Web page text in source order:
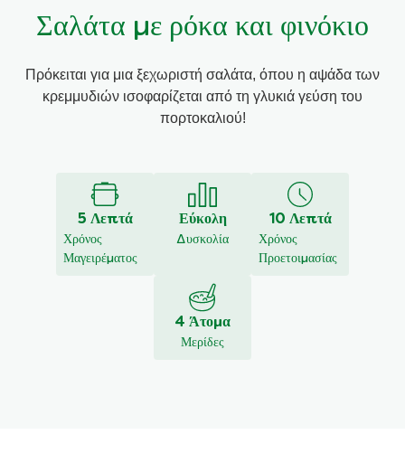
Συνταγές από την Μαργαρίτα Νικολαΐδη
Σαλάτα με ρόκα και φινόκιο
Πρόκειται για μια ξεχωριστή σαλάτα, όπου η αψάδα των
κρεμμυδιών ισοφαρίζεται από τη γλυκιά γεύση του
πορτοκαλιού!
5 Λεπτά
Χρόνος
Μαγειρέματος
Εύκολη
Δυσκολία
10 Λεπτά
Χρόνος
Προετοιμασίας
4 Άτομα
Μερίδες